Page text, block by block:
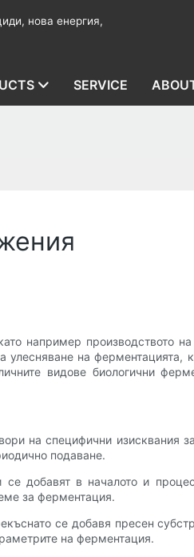
нова енергия,
SERVICE
например производството
улесняване на
видове биологични
на специфични
подаване.
добавят в началото и
за ферментация.
се добавя пресен
на ферментация.